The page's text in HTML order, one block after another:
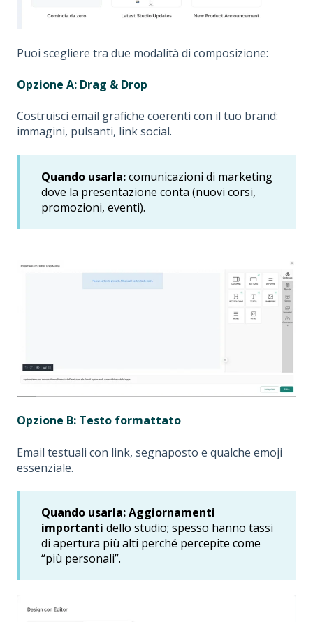
Puoi scegliere tra due modalità di composizione:
Opzione A: Drag & Drop
Costruisci email grafiche coerenti con il tuo brand:
immagini, pulsanti, link social.
Quando usarla:comunicazioni di marketing
dove la presentazione conta (nuovi corsi,
promozioni, eventi).
Opzione B: Testo formattato
Email testuali con link, segnaposto e qualche emoji
essenziale.
Quando usarla:Aggiornamenti
importanti dello studio; spesso hanno tassi
di apertura più alti perché percepite come
“più personali”.